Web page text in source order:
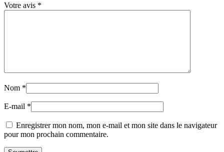
Votre avis *
Nom *
E-mail *
Enregistrer mon nom, mon e-mail et mon site dans le navigateur
pour mon prochain commentaire.